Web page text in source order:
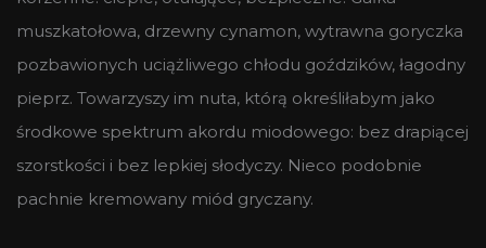
muszkatołowa, drzewny cynamon, wytrawna goryczka
pozbawionych uciążliwego chłodu goździków, łagodny
pieprz. Towarzyszy im nuta, którą określiłabym jako
środkowe spektrum akordu miodowego: bez drapiącej
szorstkości i bez lepkiej słodyczy. Nieco podobnie
pachnie kremowany miód gryczany.